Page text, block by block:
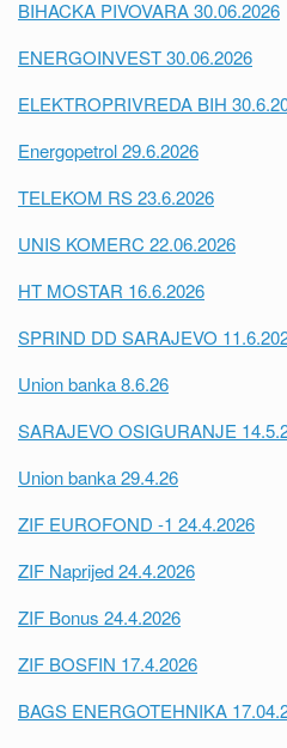
BIHACKA PIVOVARA 30.06.2026
ENERGOINVEST 30.06.2026
ELEKTROPRIVREDA BIH
Energopetrol 29.6.2026
TELEKOM RS 23.6.2026
UNIS KOMERC 22.06.2026
HT MOSTAR 16.6.2026
SPRIND DD SARAJEVO
Union banka 8.6.26
SARAJEVO OSIGURANJE
Union banka 29.4.26
ZIF EUROFOND -1 24.4.2026
ZIF Naprijed 24.4.2026
ZIF Bonus 24.4.2026
ZIF BOSFIN 17.4.2026
BAGS ENERGOTEHNIKA